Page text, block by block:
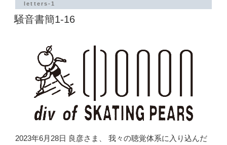
17”
letters-1
騒音書簡1-16
2023年6月28日 良彦さま、 我々の聴覚体系に入り込んだ